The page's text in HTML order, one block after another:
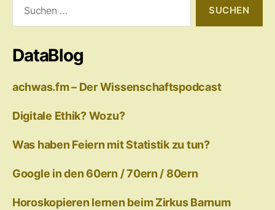
nach:
DataBlog
achwas.fm – Der Wissenschaftspodcast
Digitale Ethik? Wozu?
Was haben Feiern mit Statistik zu tun?
Google in den 60ern / 70ern / 80ern
Horoskopieren lernen beim Zirkus Barnum